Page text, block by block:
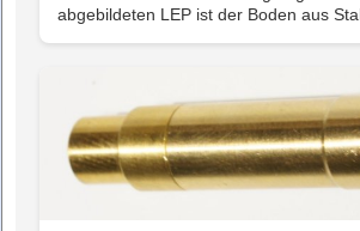
abgebildeten LEP ist der Boden aus